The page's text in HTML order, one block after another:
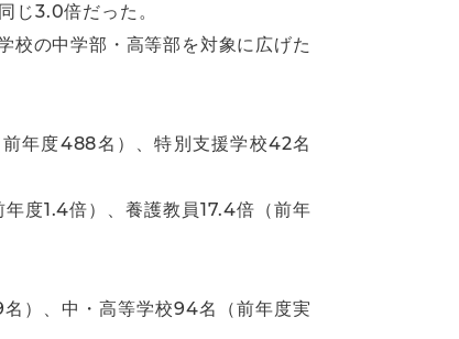
じ3.0倍だった。
校の中学部・高等部を対象に広げた
年度488名）、特別支援学校42名
度1.4倍）、養護教員17.4倍（前年
）、中・高等学校94名（前年度実